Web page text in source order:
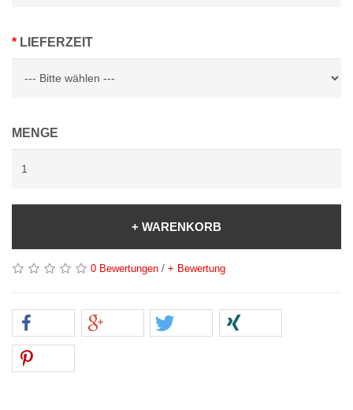
LIEFERZEIT
MENGE
+ WARENKORB
0 Bewertungen / + Bewertung